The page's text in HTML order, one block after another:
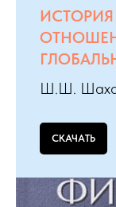
Ш.Ш.
СКАЧАТЬ